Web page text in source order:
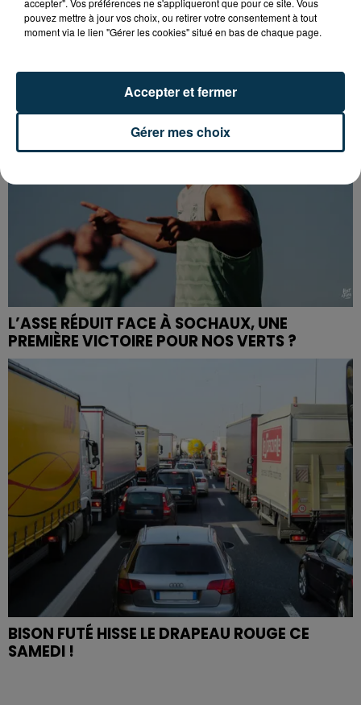
CYANOBACTÉRIES : LE PRÉFÊT PREND UN
ARRÊTÉ POUR LES ACTIVITÉS DE...
L’ASSE RÉDUIT FACE À SOCHAUX, UNE
PREMIÈRE VICTOIRE POUR NOS VERTS ?
BISON FUTÉ HISSE LE DRAPEAU ROUGE CE
SAMEDI !
pouvez mettre à jour vos choix, ou retirer votre consentement à tout
moment via le lien "Gérer les cookies" situé en bas de chaque page.
Gérer mes choix
Accepter et fermer